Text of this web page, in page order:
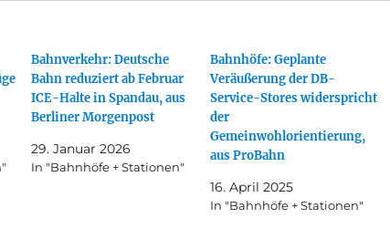
Bahnverkehr: Deutsche
Bahn reduziert ab Februar
ICE-Halte in Spandau, aus
Berliner Morgenpost
29. Januar 2026
In "Bahnhöfe + Stationen"
Bahnhöfe: Geplante
Veräußerung der DB-
Service-Stores widerspricht
der
Gemeinwohlorientierung,
aus ProBahn
16. April 2025
In "Bahnhöfe + Stationen"